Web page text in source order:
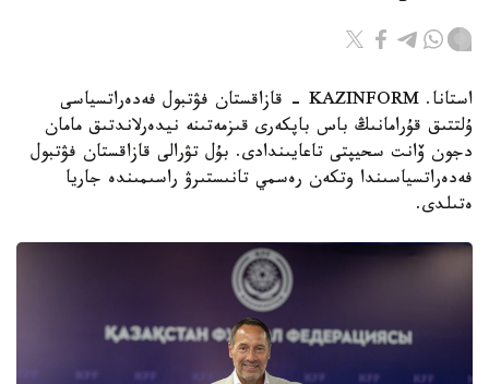
استانا. KAZINFORM - قازاقستان فۋتبول فەدەراتسياسى
ۇلتتىق قۇرامانىڭ باس باپكەرى قىزمەتىنە نيدەرلاندتىق مامان
دجون ۆانت سحيپتى تاعايىندادى. بۇل تۋرالى قازاقستان فۋتبول
فەدەراتسياسىندا وتكەن رەسمي تانىستىرۋ راسىمىندە جاريا
ەتىلدى.